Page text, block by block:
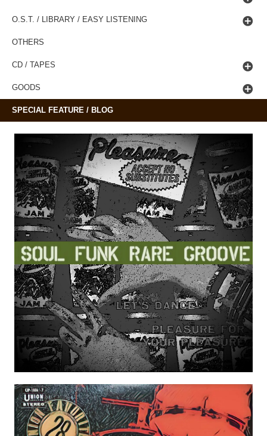
O.S.T. / LIBRARY / EASY LISTENING
OTHERS
CD / TAPES
GOODS
SPECIAL FEATURE / BLOG